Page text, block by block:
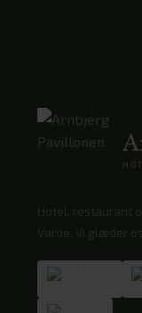
Hotel, restaurant
Varde. Vi glæder